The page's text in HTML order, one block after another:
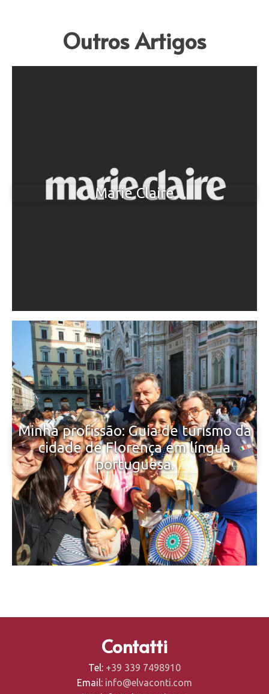
Outros Artigos
Marie Claire
Minha profissão: Guia de turismo da
cidade de Florença em língua
portuguesa.
Contatti
Tel: +39 339 7498910
Email: info@elvaconti.com